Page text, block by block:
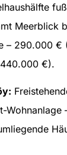
Meerblick
– 290.000 €
€).
Wohnanlage